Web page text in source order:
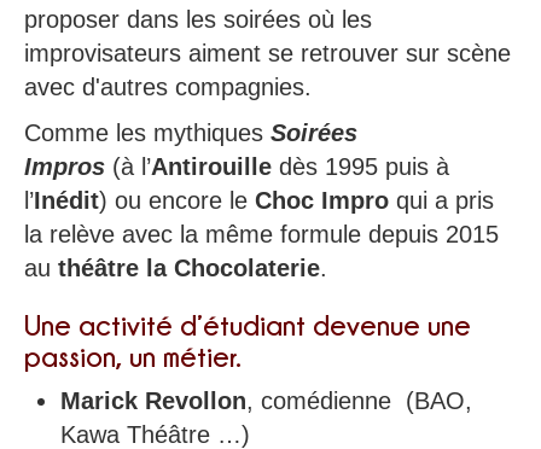
proposer dans les soirées où les
improvisateurs aiment se retrouver sur scène
avec d'autres compagnies.
Comme les mythiques Soirées
Impros (à l’Antirouille dès 1995 puis à
l’Inédit) ou encore le Choc Impro qui a pris
la relève avec la même formule depuis 2015
au théâtre la Chocolaterie.
Une activité d’étudiant devenue une
passion, un métier.
Marick Revollon, comédienne (BAO,
Kawa Théâtre …)